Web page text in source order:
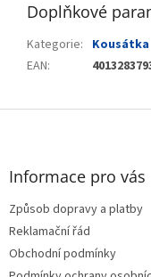
Doplňkové
Kategorie: Kousátka
EAN:
Z
Informace pro vás
Způsob dopravy a platby
Reklamační řád
Obchodní podmínky